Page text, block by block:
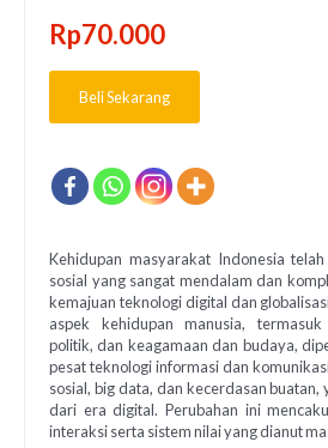
Rp70.000
Beli Sekarang
Kehidupan masyarakat Indonesia
sosial yang sangat mendalam dan
kemajuan teknologi digital dan
aspek kehidupan manusia,
politik, dan keagamaan dan budaya,
pesat teknologi informasi dan
sosial, big data, dan kecerdasan buatan,
dari era digital. Perubahan ini
interaksi serta sistem nilai yang dianut